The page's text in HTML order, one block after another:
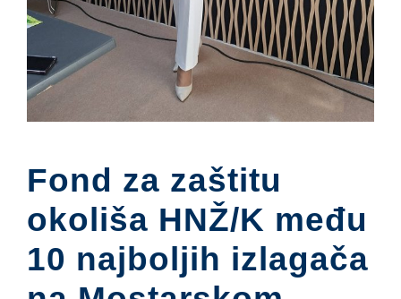
Fond za zaštitu
okoliša HNŽ/K među
10 najboljih izlagača